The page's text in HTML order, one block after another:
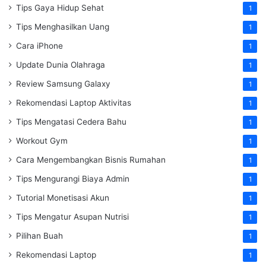
Tips Gaya Hidup Sehat 1
Tips Menghasilkan Uang 1
Cara iPhone 1
Update Dunia Olahraga 1
Review Samsung Galaxy 1
Rekomendasi Laptop Aktivitas 1
Tips Mengatasi Cedera Bahu 1
Workout Gym 1
Cara Mengembangkan Bisnis Rumahan 1
Tips Mengurangi Biaya Admin 1
Tutorial Monetisasi Akun 1
Tips Mengatur Asupan Nutrisi 1
Pilihan Buah 1
Rekomendasi Laptop 1